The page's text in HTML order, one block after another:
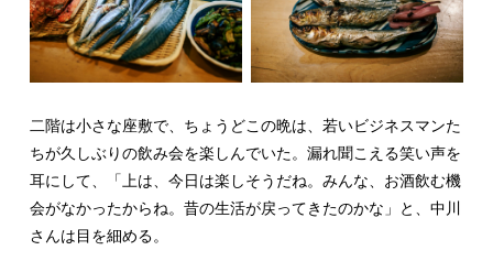
二階は小さな座敷で、ちょうどこの晩は、若いビジネスマンた
ちが久しぶりの飲み会を楽しんでいた。漏れ聞こえる笑い声を
耳にして、「上は、今日は楽しそうだね。みんな、お酒飲む機
会がなかったからね。昔の生活が戻ってきたのかな」と、中川
さんは目を細める。